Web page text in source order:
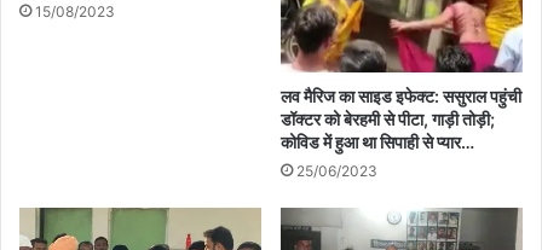
15/08/2023
लव मैरिज का साइड इफेक्ट: ससुराल पहुंची
डॉक्टर को बेरहमी से पीटा, गाड़ी तोड़ी;
कोविड में हुआ था सिपाही से प्यार…
25/06/2023